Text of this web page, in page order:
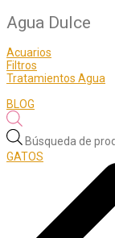
Agua Dulce
Acuarios
Filtros
Tratamientos Agua
BLOG
Búsqueda de
GATOS